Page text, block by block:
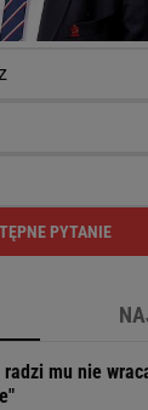
PYTANIE
radzi mu nie